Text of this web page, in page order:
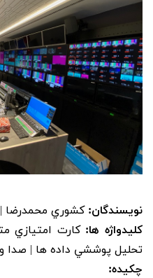
نویسندگان: کشوري محمدرضا
کلیدواژه ها: کارت امتيازي
تحليل پوششي داده ها | صدا
چکیده: